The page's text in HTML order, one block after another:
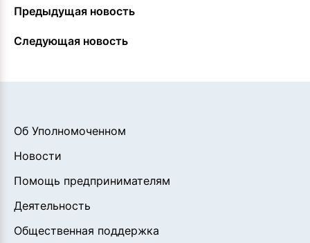
Предыдущая новость
Следующая новость
Об Уполномоченном
Новости
Помощь предпринимателям
Деятельность
Общественная поддержка